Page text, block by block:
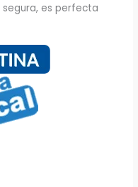
es perfecta